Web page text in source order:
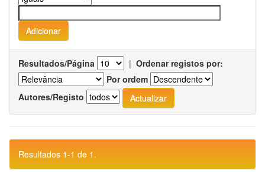
Resultados/Página | Ordenar registos por:
Por ordem
Autores/Registo
Resultados 1-1 de 1.